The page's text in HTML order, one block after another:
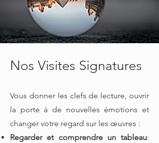
Nos Visites Signatures
Vous donner les clefs de lecture, ouvrir
la porte à de nouvelles émotions et
changer votre regard sur les œuvres :
Regarder et comprendre un tableau: